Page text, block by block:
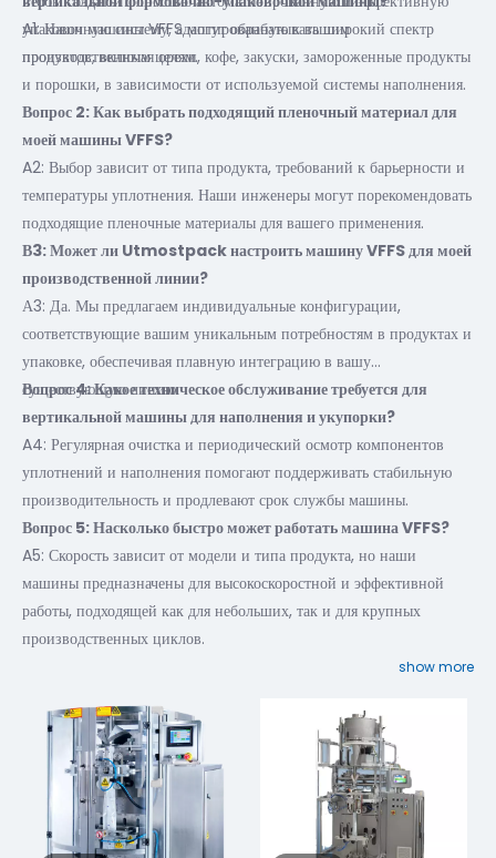
упаковочную систему, адаптированную к вашим
производственным целям.
A1: Наши машины VFFS могут обрабатывать широкий спектр
продуктов, включая орехи, кофе, закуски, замороженные продукты
и порошки, в зависимости от используемой системы наполнения.
Вопрос 2: Как выбрать подходящий пленочный материал для
моей машины VFFS?
A2: Выбор зависит от типа продукта, требований к барьерности и
температуры уплотнения. Наши инженеры могут порекомендовать
подходящие пленочные материалы для вашего применения.
В3: Может ли Utmostpack настроить машину VFFS для моей
производственной линии?
А3: Да. Мы предлагаем индивидуальные конфигурации,
соответствующие вашим уникальным потребностям в продуктах и
​​упаковке, обеспечивая плавную интеграцию в вашу
существующую линию.
Вопрос 4: Какое техническое обслуживание требуется для
вертикальной машины для наполнения и укупорки?
A4: Регулярная очистка и периодический осмотр компонентов
уплотнений и наполнения помогают поддерживать стабильную
производительность и продлевают срок службы машины.
Вопрос 5: Насколько быстро может работать машина VFFS?
A5: Скорость зависит от модели и типа продукта, но наши
машины предназначены для высокоскоростной и эффективной
работы, подходящей как для небольших, так и для крупных
производственных циклов.
show more